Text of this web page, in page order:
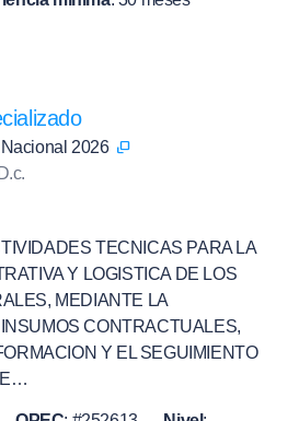
2026
TECNICAS PARA LA
Y LOGISTICA DE LOS
MEDIANTE LA
CONTRACTUALES,
Y EL SEGUIMIENTO